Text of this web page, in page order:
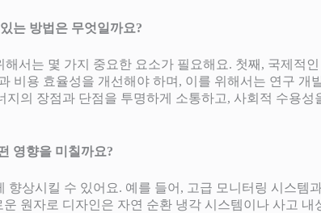
는 방법은 무엇일까요?
서는 몇 가지 중요한 요소가 필요해요. 첫째, 국제적
비용 효율성을 개선해야 하며, 이를 위해서는 연구
의 장점과 단점을 투명하게 소통하고, 사회적 수용성
영향을 미칠까요?
향상시킬 수 있어요. 예를 들어, 고급 모니터링 시스
원자로 디자인은 자연 순환 냉각 시스템이나 사고